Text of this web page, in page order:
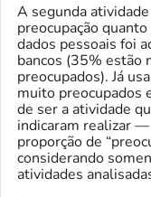
A segunda atividade
preocupação
dados pessoais foi
bancos (35% estão
preocupados). Já
muito preocupados
de ser a atividade
indicaram realizar
proporção de
considerando
atividades